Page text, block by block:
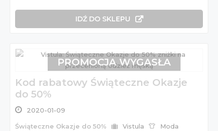
IDŹ DO SKLEPU
Kod rabatowy Świąteczne Okazje
do 50%
2020-01-09
Świąteczne Okazje do 50% Vistula Moda
PROMOCJA WYGASŁA